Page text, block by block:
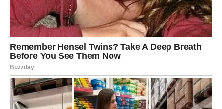
važnu situaciju. Neko vam daje informaciju koja otvara
potpuno novu perspektivu.
Ovo je dan korisnih saznanja.
RIBE
Ribe su znak kojem ovaj utorak ostavlja najdublji trag.